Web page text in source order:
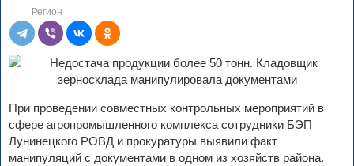
Регион
При проведении совместных контрольных мероприятий в
сфере агропромышленного комплекса сотрудники БЭП
Лунинецкого РОВД и прокуратуры выявили факт
манипуляций с документами в одном из хозяйств района.